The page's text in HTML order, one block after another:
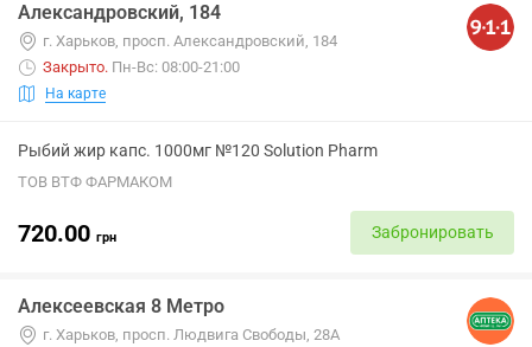
Александровский, 184
г. Харьков, просп. Александровский, 184
Закрыто. Пн-Вс: 08:00-21:00
На карте
Рыбий жир капс. 1000мг №120 Solution Pharm
ТОВ ВТФ ФАРМАКОМ
720.00 грн Забронировать
Алексеевская 8 Метро
г. Харьков, просп. Людвига Свободы, 28А